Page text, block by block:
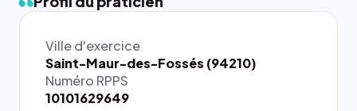
Ville d'exercice
Saint-Maur-des-Fossés (94210)
Numéro RPPS
10101629649